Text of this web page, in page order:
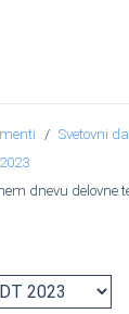
Svetovni
dnevu delovne